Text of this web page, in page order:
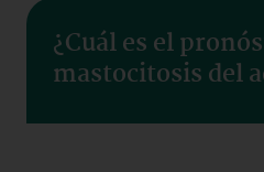
¿Cuál es el
mastocitosis del